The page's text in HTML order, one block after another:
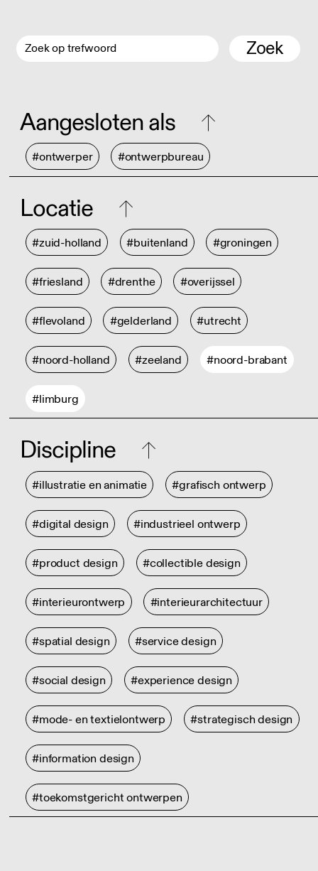
Zoek
Aangesloten als
#ontwerper #ontwerpbureau
Locatie
#zuid-holland #buitenland #groningen
#friesland #drenthe #overijssel
#flevoland #gelderland #utrecht
#noord-holland #zeeland #noord-brabant
#limburg
Discipline
#illustratie en animatie #grafisch ontwerp
#digital design #industrieel ontwerp
#product design #collectible design
#interieurontwerp #interieurarchitectuur
#spatial design #service design
#social design #experience design
#mode- en textielontwerp #strategisch design
#information design
#toekomstgericht ontwerpen